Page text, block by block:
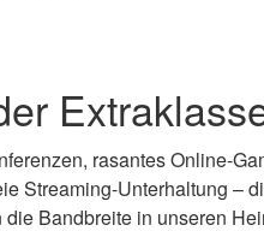
rasantes Online-
Streaming-Unterhaltung –
Bandbreite in unseren